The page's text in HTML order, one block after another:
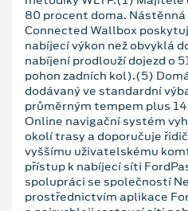
80 procent doma. Nástěnná
Connected Wallbox
nabíjecí výkon než obvyklá
nabíjení prodlouží dojezd o
pohon zadních kol).(5)
dodávaný ve standardní
průměrným tempem plus
Online navigační systém
okolí trasy a doporučuje
vyššímu uživatelskému
přístup k nabíjecí síti
spolupráci se společností
prostřednictvím aplikace